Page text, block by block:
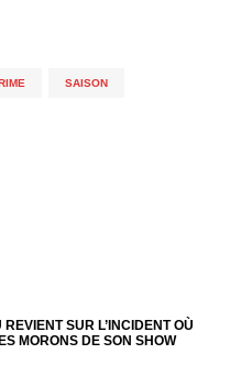
SAISON
SUR L’INCIDENT OÙ
MORONS DE SON SHOW